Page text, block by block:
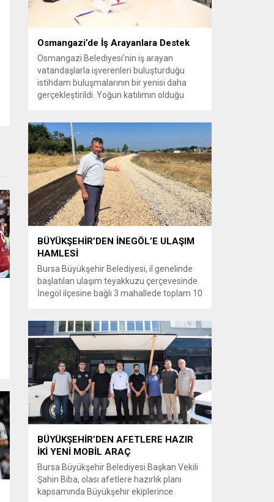
Osmangazi’de İş Arayanlara Destek
Osmangazi Belediyesi’nin iş arayan
vatandaşlarla işverenleri buluşturduğu
istihdam buluşmalarının bir yenisi daha
gerçekleştirildi. Yoğun katılımın olduğu
değerlendirmelerin ardından iş sahibi oldu.
Osmangazi Belediyesi’nin, Bursa Ticaret
ve Sanayi Odası (BTSO) ve İŞKUR iş
birliğiyle yıl boyunca sürdürdüğü istihdam
buluşmaları yoğun ilgi görmeye devam...
BÜYÜKŞEHİR’DEN İNEGÖL’E ULAŞIM
HAMLESİ
Bursa Büyükşehir Belediyesi, il genelinde
başlatılan ulaşım teyakkuzu çerçevesinde
İnegöl ilçesine bağlı 3 mahallede toplam 10
Biba başkanlığında başlatılan ulaşım
seferberliği kapsamında Bursa Büyükşehir
Belediyesi Ulaşım Dairesi Başkanlığı
koordinasyonuyla 17 ilçede yol yenileme
çalışmalarına hız verildi. Başkan Vekili
Biba’nın göreve...
BÜYÜKŞEHİR’DEN AFETLERE HAZIR
İKİ YENİ MOBİL ARAÇ
Bursa Büyükşehir Belediyesi Başkan Vekili
Şahin Biba, olası afetlere hazırlık planı
kapsamında Büyükşehir ekiplerince